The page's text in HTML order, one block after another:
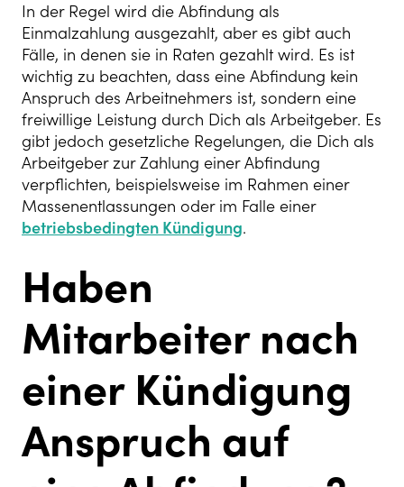
In der Regel wird die Abfindung als
Einmalzahlung ausgezahlt, aber es gibt auch
Fälle, in denen sie in Raten gezahlt wird. Es ist
wichtig zu beachten, dass eine Abfindung kein
Anspruch des Arbeitnehmers ist, sondern eine
freiwillige Leistung durch Dich als Arbeitgeber. Es
gibt jedoch gesetzliche Regelungen, die Dich als
Arbeitgeber zur Zahlung einer Abfindung
verpflichten, beispielsweise im Rahmen einer
Massenentlassungen oder im Falle einer
betriebsbedingten Kündigung.
Haben
Mitarbeiter nach
einer Kündigung
Anspruch auf